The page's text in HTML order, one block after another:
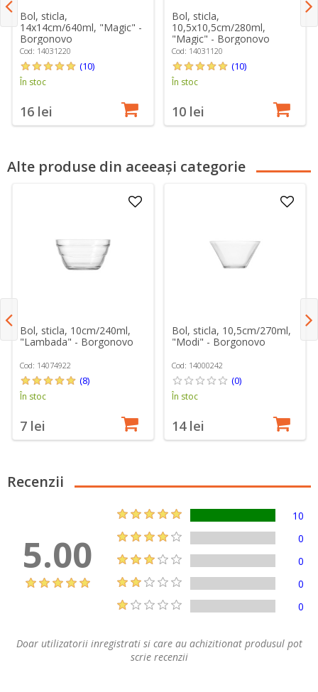
Bol, sticla,
14x14cm/640ml, "Magic" -
Borgonovo
Cod: 14031220
(10)
În stoc
16 lei
Bol, sticla,
10,5x10,5cm/280ml,
"Magic" - Borgonovo
Cod: 14031120
(10)
În stoc
10 lei
Alte produse din aceeași categorie
Bol, sticla, 10cm/240ml,
"Lambada" - Borgonovo
Cod: 14074922
(8)
În stoc
7 lei
Bol, sticla, 10,5cm/270ml,
"Modi" - Borgonovo
Cod: 14000242
(0)
În stoc
14 lei
Recenzii
5.00
10
0
0
0
0
Doar utilizatorii inregistrati si care au achizitionat produsul pot
scrie recenzii